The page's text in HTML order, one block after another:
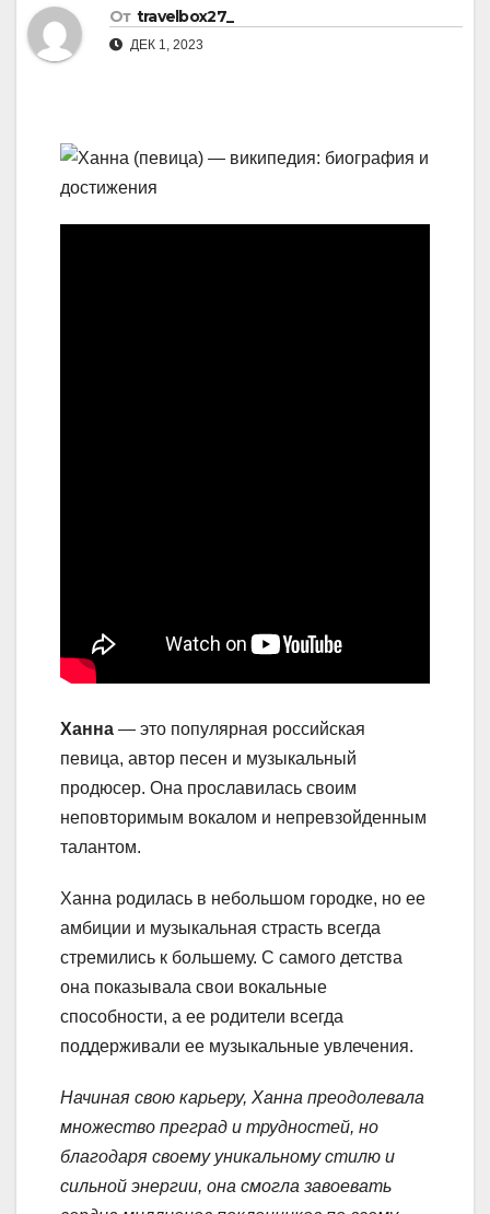
От travelbox27_
ДЕК 1, 2023
Ханна — это популярная российская
певица, автор песен и музыкальный
продюсер. Она прославилась своим
неповторимым вокалом и непревзойденным
талантом.
Ханна родилась в небольшом городке, но ее
амбиции и музыкальная страсть всегда
стремились к большему. С самого детства
она показывала свои вокальные
способности, а ее родители всегда
поддерживали ее музыкальные увлечения.
Начиная свою карьеру, Ханна преодолевала
множество преград и трудностей, но
благодаря своему уникальному стилю и
сильной энергии, она смогла завоевать